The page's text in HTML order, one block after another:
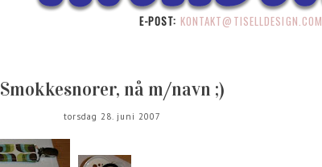
E-POST: KONTAKT@TISELLDESIGN.COM
Smokkesnorer, nå m/navn ;)
torsdag 28. juni 2007